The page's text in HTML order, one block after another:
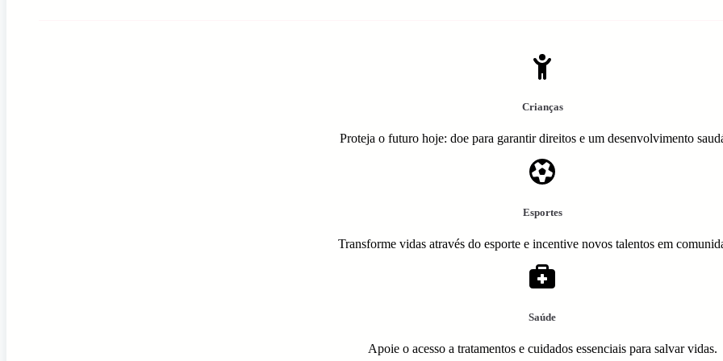
Crianças
Proteja o futuro hoje: doe para garantir direitos e um desenvolvimento
Esportes
Transforme vidas através do esporte e incentive novos talentos em
Saúde
Apoie o acesso a tratamentos e cuidados essenciais para salvar vidas.